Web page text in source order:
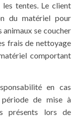
tentes. Le client
du matériel pour
animaux se coucher
frais de nettoyage
comportant
en cas
de mise à
présents lors de